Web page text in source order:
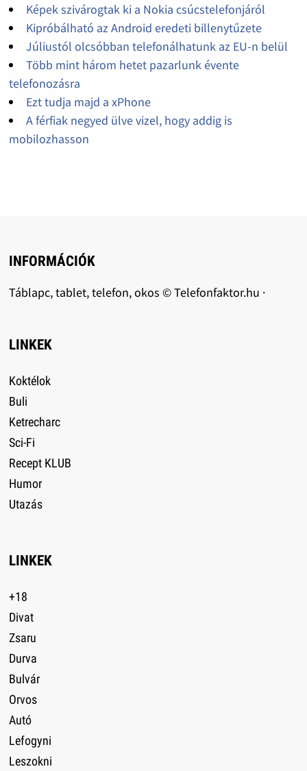
Képek szivárogtak ki a Nokia csúcstelefonjáról
Kipróbálható az Android eredeti billenytűzete
Júliustól olcsóbban telefonálhatunk az EU-n belül
Több mint három hetet pazarlunk évente
telefonozásra
Ezt tudja majd a xPhone
A férfiak negyed ülve vizel, hogy addig is
mobilozhasson
INFORMÁCIÓK
Táblapc, tablet, telefon, okos © Telefonfaktor.hu ·
LINKEK
Koktélok
Buli
Ketrecharc
Sci-Fi
Recept KLUB
Humor
Utazás
LINKEK
+18
Divat
Zsaru
Durva
Bulvár
Orvos
Autó
Lefogyni
Leszokni